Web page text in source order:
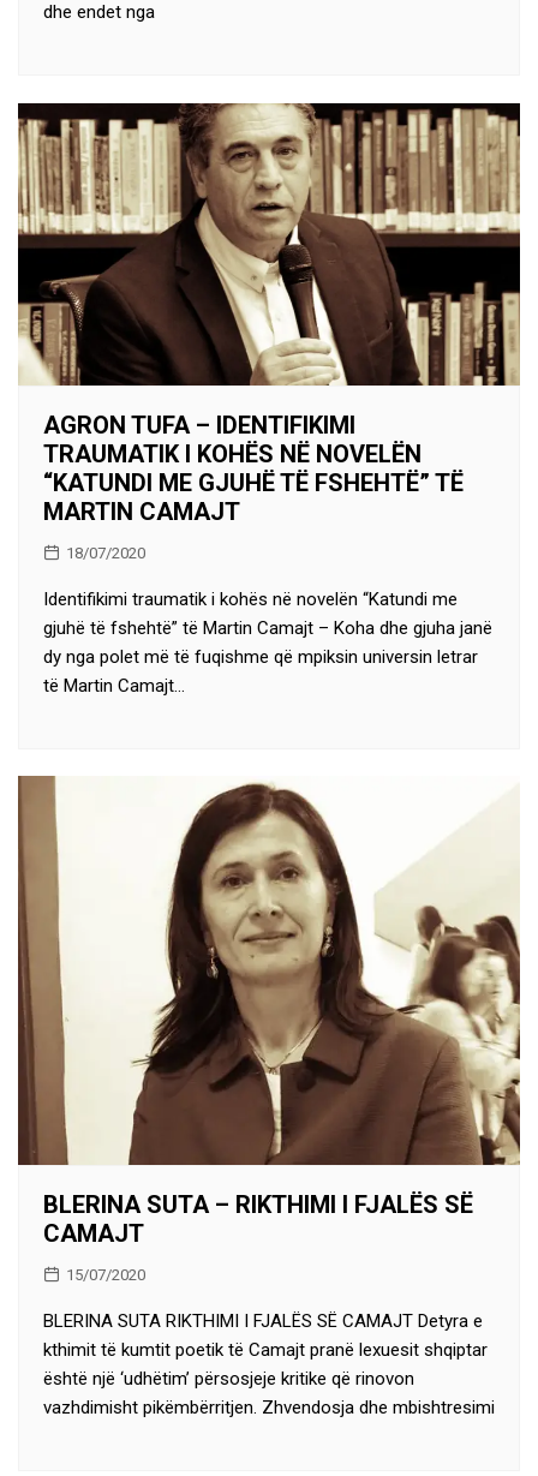
dhe endet nga
AGRON TUFA – IDENTIFIKIMI
TRAUMATIK I KOHËS NË NOVELËN
“KATUNDI ME GJUHË TË FSHEHTË” TË
MARTIN CAMAJT
18/07/2020
Identifikimi traumatik i kohës në novelën “Katundi me
gjuhë të fshehtë” të Martin Camajt – Koha dhe gjuha janë
dy nga polet më të fuqishme që mpiksin universin letrar
të Martin Camajt…
BLERINA SUTA – RIKTHIMI I FJALËS SË
CAMAJT
15/07/2020
BLERINA SUTA RIKTHIMI I FJALËS SË CAMAJT Detyra e
kthimit të kumtit poetik të Camajt pranë lexuesit shqiptar
është një ‘udhëtim’ përsosjeje kritike që rinovon
vazhdimisht pikëmbërritjen. Zhvendosja dhe mbishtresimi